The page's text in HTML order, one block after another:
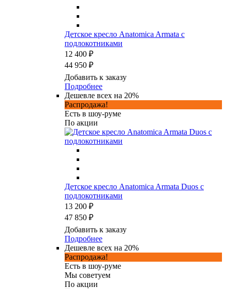
Детское кресло Anatomica Armata с
подлокотниками
12 400 ₽
44 950 ₽
Добавить к заказу
Подробнее
Дешевле всех на 20%
Распродажа!
Есть в шоу-руме
По акции
Детское кресло Anatomica Armata Duos с
подлокотниками
13 200 ₽
47 850 ₽
Добавить к заказу
Подробнее
Дешевле всех на 20%
Распродажа!
Есть в шоу-руме
Мы советуем
По акции